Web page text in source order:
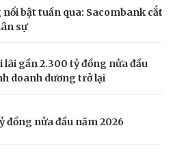
bật tuần qua: Sacombank cắt
sự
lãi gần 2.300 tỷ đồng nửa đầu
doanh dương trở lại
đồng nửa đầu năm 2026